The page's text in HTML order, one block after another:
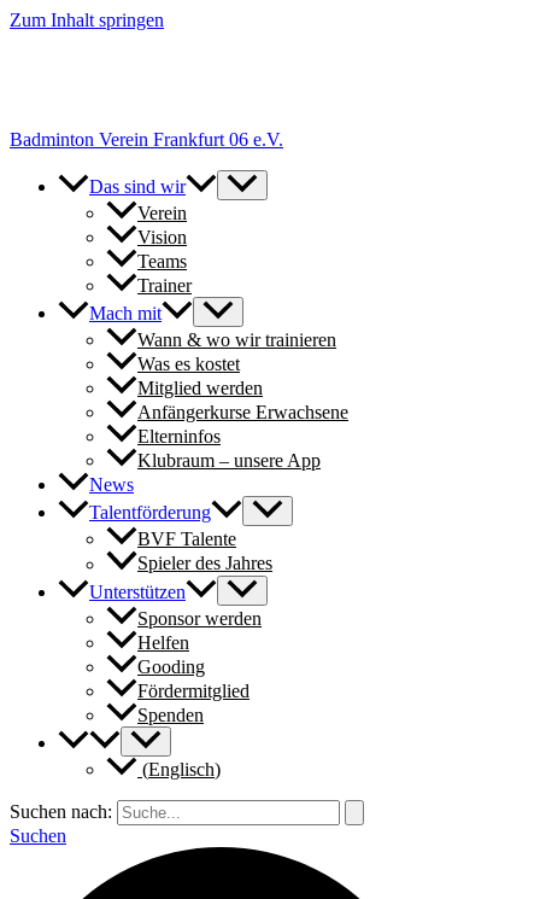
Zum Inhalt springen
Badminton Verein Frankfurt 06 e.V.
Das sind wir
Verein
Vision
Teams
Trainer
Mach mit
Wann & wo wir trainieren
Was es kostet
Mitglied werden
Anfängerkurse Erwachsene
Elterninfos
Klubraum – unsere App
News
Talentförderung
BVF Talente
Spieler des Jahres
Unterstützen
Sponsor werden
Helfen
Gooding
Fördermitglied
Spenden
(Englisch)
Suchen nach:
Suchen